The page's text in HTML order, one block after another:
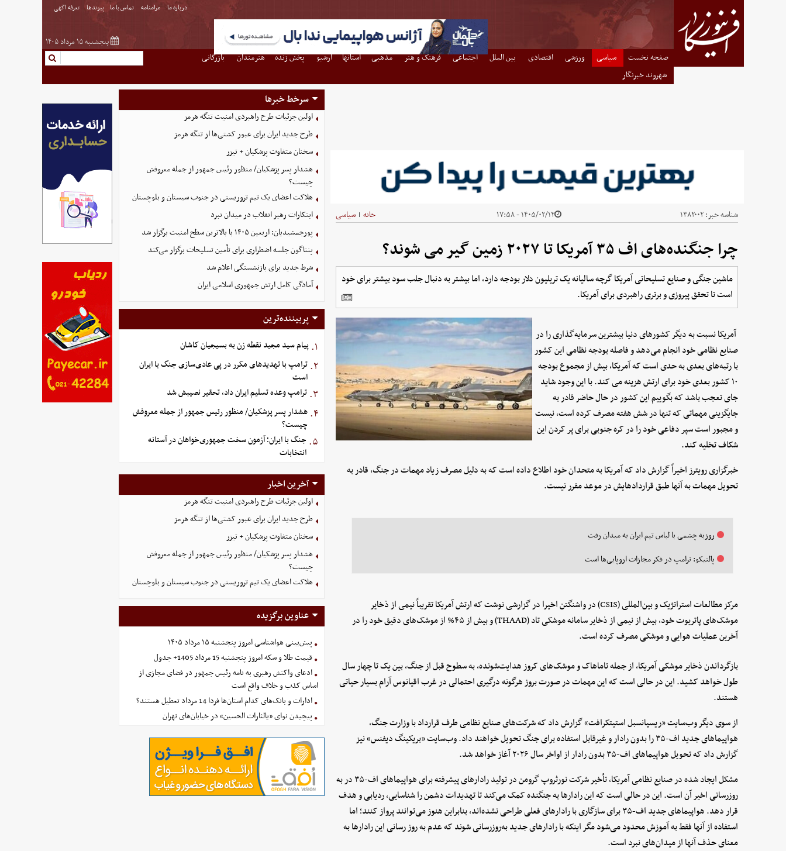
درباره ما مرامنامه تماس با ما پیوندها تعرفه اگهی
پنجشنبه ۱۵ مرداد ۱۴۰۵
صفحه نخست سیاسی ورزشی اقتصادی بین الملل اجتماعی فرهنگ و هنر مذهبی استانها آرشیو پخش زنده هنرمندان
بازرگانی
شهروند خبرنگار
شناسه خبر:۱۳۸۲۰۰۲ ۱۴۰۵/۰۲/۱۲ - ۱۷:۵۸ خانه | سیاسی
چرا جنگنده‌های اف ۳۵ آمریکا تا ۲۰۲۷ زمین گیر می شوند؟
ماشین جنگی و صنایع تسلیحاتی آمریکا گرچه سالیانه یک تریلیون دلار بودجه دارد، اما بیشتر به دنبال جلب سود بیشتر برای خود
است تا تحقق پیروزی و برتری راهبردی برای آمریکا.
آمریکا نسبت به دیگر کشورهای دنیا بیشترین سرمایه‌گذاری را در
صنایع نظامی خود انجام می‌دهد و فاصله بودجه نظامی این کشور
با رتبه‌های بعدی به حدی است که آمریکا، بیش از مجموع بودجه
۱۰ کشور بعدی خود برای ارتش هزینه می کند. با این وجود شاید
جای تعجب باشد که بگوییم این کشور در حال حاضر قادر به
جایگزینی مهماتی که تنها در شش هفته مصرف کرده است، نیست
و مجبور است سپر دفاعی خود را در کره جنوبی برای پر کردن این
شکاف تخلیه کند.
خبرگزاری رویترز اخیراً گزارش داد که آمریکا به متحدان خود اطلاع داده است که به دلیل مصرف زیاد مهمات در جنگ، قادر به
تحویل مهمات به آنها طبق قراردادهایش در موعد مقرر نیست.
روزبه چشمی با لباس تیم ایران به میدان رفت
پالتیکو: ترامپ در فکر مجازات اروپایی‌ها است
مرکز مطالعات استراتژیک و بین‌المللی (CSIS) در واشنگتن اخیرا در گزارشی نوشت که ارتش آمریکا تقریباً نیمی از ذخایر
موشک‌های پاتریوت خود، بیش از نیمی از ذخایر سامانه موشکی تاد (THAAD) و بیش از ۴۵% از موشک‌های دقیق خود را در
آخرین عملیات هوایی و موشکی مصرف کرده است.
بازگرداندن ذخایر موشکی آمریکا، از جمله تاماهاک و موشک‌های کروز هدایت‌شونده، به سطوح قبل از جنگ، بین یک تا چهار سال
طول خواهد کشید. این در حالی است که این مهمات در صورت بروز هرگونه درگیری احتمالی در غرب اقیانوس آرام بسیار حیاتی
هستند.
از سوی دیگر وب‌سایت «ریسپانسبل استیتکرافت» گزارش داد که شرکت‌های صنایع نظامی طرف قرارداد با وزارت جنگ،
هواپیماهای جدید اف-۳۵ را بدون رادار و غیرقابل استفاده برای جنگ تحویل خواهند داد. وب‌سایت «بریکینگ دیفنس» نیز
گزارش داد که تحویل هواپیماهای اف-۳۵ بدون رادار از اواخر سال ۲۰۲۶ آغاز خواهد شد.
مشکل ایجاد شده در صنایع نظامی آمریکا، تأخیر شرکت نورثروپ گرومن در تولید رادارهای پیشرفته برای هواپیماهای اف-۳۵ در به‌
روزرسانی اخیر آن است. این در حالی است که این رادارها به جنگنده کمک می‌کند تا تهدیدات دشمن را شناسایی، ردیابی و هدف
قرار دهد. هواپیماهای جدید اف-۳۵ برای سازگاری با رادارهای فعلی طراحی نشده‌اند، بنابراین هنوز می‌توانند پرواز کنند؛ اما
استفاده از آنها فقط به آموزش محدود می‌شود مگر اینکه با رادارهای جدید به‌روزرسانی شوند که عدم به روز رسانی این رادارها به
معنای حذف آنها از میدان‌های نبرد است.
سرخط خبرها
اولین جزئیات طرح راهبردی امنیت تنگه هرمز
طرح جدید ایران برای عبور کشتی‌ها از تنگه هرمز
سخنان متفاوت پزشکیان + تیزر
هشدار پسر پزشکیان/ منظور رئیس جمهور از جمله معروفش
چیست؟
هلاکت اعضای یک تیم تروریستی در جنوب سیستان و بلوچستان
ابتکارات رهبر انقلاب در میدان نبرد
پورجمشیدیان: اربعین ۱۴۰۵ با بالاترین سطح امنیت برگزار شد
پنتاگون جلسه اضطراری برای تأمین تسلیحات برگزار می‌کند
شرط جدید برای بازنشستگی اعلام شد
آمادگی کامل ارتش جمهوری اسلامی ایران
پربیننده‌ترین
۱. پیام سید مجید نقطه زن به بسیجیان کاشان
۲. ترامپ با تهدیدهای مکرر در پی عادی‌سازی جنگ با ایران
است
۳. ترامپ وعده تسلیم ایران داد، تحقیر نصیبش شد
۴. هشدار پسر پزشکیان/ منظور رئیس جمهور از جمله معروفش
چیست؟
۵. جنگ با ایران؛ آزمون سخت جمهوری‌خواهان در آستانه
انتخابات
آخرین اخبار
اولین جزئیات طرح راهبردی امنیت تنگه هرمز
طرح جدید ایران برای عبور کشتی‌ها از تنگه هرمز
سخنان متفاوت پزشکیان + تیزر
هشدار پسر پزشکیان/ منظور رئیس جمهور از جمله معروفش
چیست؟
هلاکت اعضای یک تیم تروریستی در جنوب سیستان و بلوچستان
عناوین برگزیده
پیش‌بینی هواشناسی امروز پنجشنبه ۱۵ مرداد ۱۴۰۵
قیمت طلا و سکه امروز پنجشنبه 15 مرداد 1405+ جدول
ادعای واکنش رهبری به نامه رئیس جمهور در فضای مجازی از
اساس کذب و خلاف واقع است
ادارات و بانک‌های کدام استان‌ها فردا 14 مرداد تعطیل هستند؟
پیچیدن نوای «یالثارات الحسین» در خیابان‌های تهران